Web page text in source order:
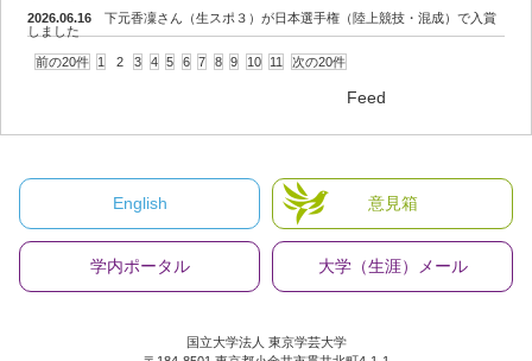
2026.06.16
下元香凜さん（生スポ３）が日本選手権（陸上競技・混成）で入賞
しました
前の20件 1 2 3 4 5 6 7 8 9 10 11 次の20件
Feed
国立大学法人 東京学芸大学
English 意見箱
学内ポータル 大学（生涯）メール